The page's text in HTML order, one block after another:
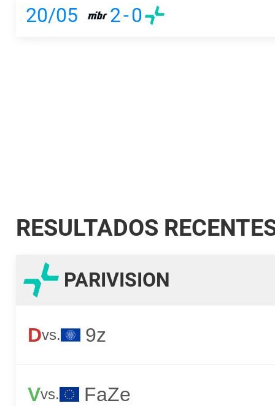
20/05
2-0
RESULTADOS
PARIVISION
Dvs. 9z
Vvs. FaZe